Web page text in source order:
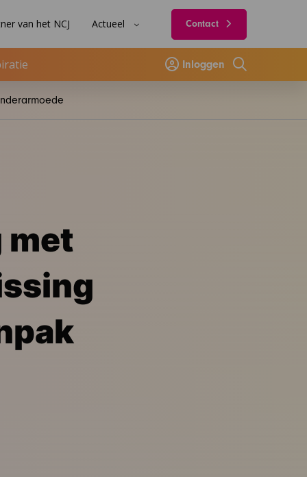
van het NCJ Actueel Contact
Inloggen
Zoeken
met